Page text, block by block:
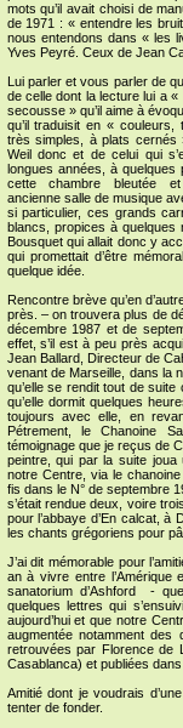
mots qu’il avait choisi de
de 1971 : « entendre les
nous entendons dans « les
Yves Peyré. Ceux de Jean
Lui parler et vous parler de
de celle dont la lecture lui a
secousse » qu’il aime à
qu’il traduisit en « couleurs,
très simples, à plats cernés
Weil donc et de celui qui
longues années, à quelques
cette chambre bleutée
ancienne salle de musique
si particulier, ces grands
blancs, propices à
Bousquet qui allait donc y
qui promettait d’être
quelque idée.
Rencontre brève qu’en
près. – on trouvera plus de
décembre 1987 et de
effet, s’il est à peu près
Jean Ballard, Directeur de
venant de Marseille, dans la
qu’elle se rendit tout de
qu’elle dormit quelques
toujours avec elle, en
Pétrement, le Chanoine
témoignage que je reçus de
peintre, qui par la suite
notre Centre, via le
fis dans le N° de septembre
s’était rendue deux, voire
pour l’abbaye d’En calcat,
les chants grégoriens pour
J’ai dit mémorable pour
an à vivre entre
sanatorium d’Ashford -
quelques lettres qui
aujourd’hui et que notre
augmentée notamment
retrouvées par Florence de
Casablanca) et publiées
Amitié dont je voudrais
tenter de fonder.